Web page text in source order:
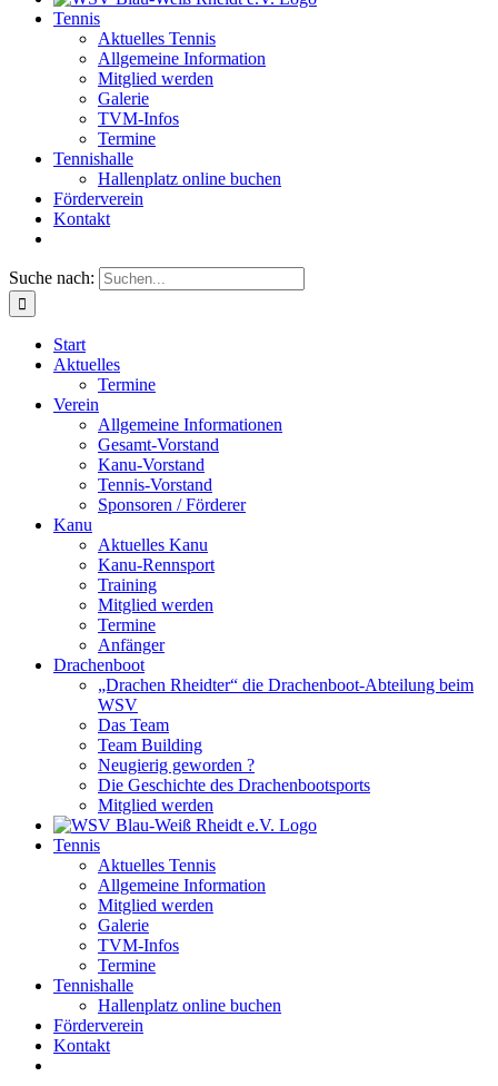
Tennis
Aktuelles Tennis
Allgemeine Information
Mitglied werden
Galerie
TVM-Infos
Termine
Tennishalle
Hallenplatz online buchen
Förderverein
Kontakt
Suche nach:
Start
Aktuelles
Termine
Verein
Allgemeine Informationen
Gesamt-Vorstand
Kanu-Vorstand
Tennis-Vorstand
Sponsoren / Förderer
Kanu
Aktuelles Kanu
Kanu-Rennsport
Training
Mitglied werden
Termine
Anfänger
Drachenboot
„Drachen Rheidter“ die Drachenboot-Abteilung beim
WSV
Das Team
Team Building
Neugierig geworden ?
Die Geschichte des Drachenbootsports
Mitglied werden
Tennis
Aktuelles Tennis
Allgemeine Information
Mitglied werden
Galerie
TVM-Infos
Termine
Tennishalle
Hallenplatz online buchen
Förderverein
Kontakt